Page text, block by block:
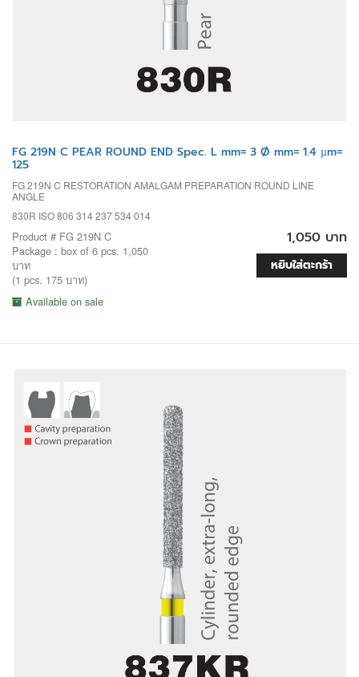
FG 219N C PEAR ROUND END Spec. L mm= 3 Ø mm= 1.4 µm=
125
FG 219N C RESTORATION AMALGAM PREPARATION ROUND LINE
ANGLE
830R ISO 806 314 237 534 014
Product # FG 219N C
Package : box of 6 pcs. 1,050
บาท
(1 pcs. 175 บาท)
Available on sale
1,050 บาท
หยิบใส่ตะกร้า